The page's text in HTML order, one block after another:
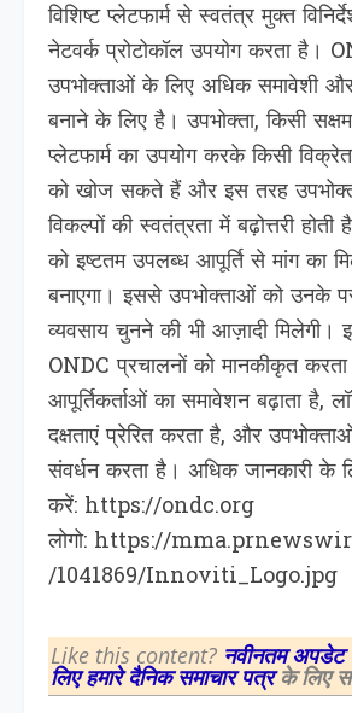
विशिष्ट प्लेटफार्म से स्वतंत्र मुक्त
नेटवर्क प्रोटोकॉल उपयोग करता है।
उपभोक्ताओं के लिए अधिक समावेशी
बनाने के लिए है। उपभोक्ता, किसी
प्लेटफार्म का उपयोग करके किसी
को खोज सकते हैं और इस तरह
विकल्पों की स्वतंत्रता में बढ़ोत्तरी
को इष्टतम उपलब्ध आपूर्ति से मांग का
बनाएगा। इससे उपभोक्ताओं को उनके
व्यवसाय चुनने की भी आज़ादी मिलेगी।
ONDC प्रचालनों को मानकीकृत
आपूर्तिकर्ताओं का समावेशन बढ़ाता है,
दक्षताएं प्रेरित करता है, और
संवर्धन करता है। अधिक जानकारी के
करें: https://ondc.org
लोगो: https://
/1041869/Innoviti_Logo.jpg
Like this content? नवीनतम अपडेट
लिए हमारे दैनिक समाचार पत्रके लिए